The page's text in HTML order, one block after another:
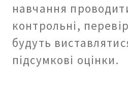
навчання
контрольні,
будуть
підсумкові оцінки.